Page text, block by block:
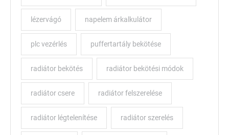
lézervágó napelem árkalkulátor
plc vezérlés puffertartály bekötése
radiátor bekötés radiátor bekötési módok
radiátor csere radiátor felszerelése
radiátor légtelenítése radiátor szerelés